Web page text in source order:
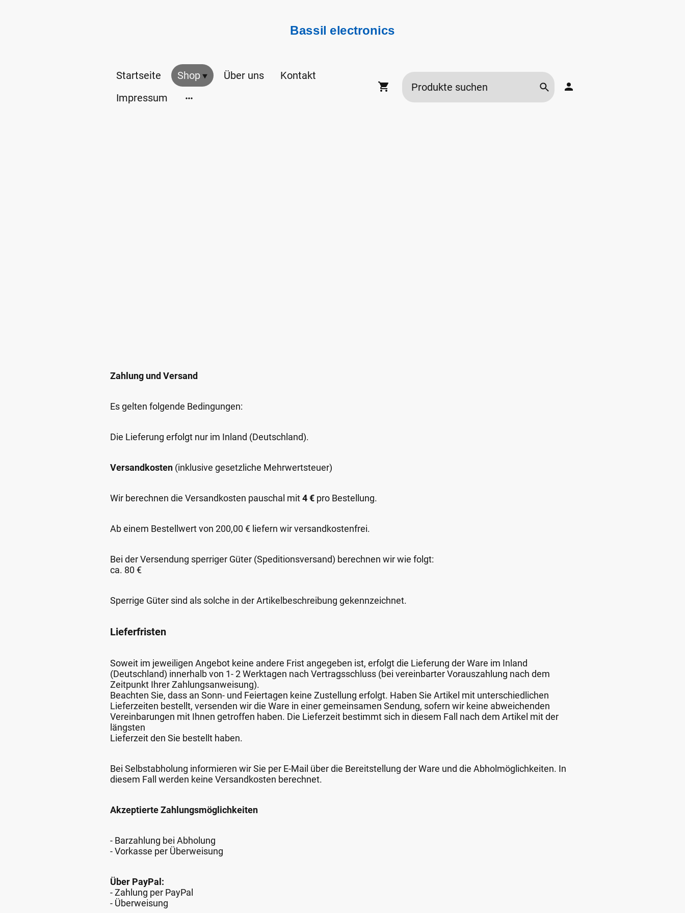
Bassil electronics
Startseite Shop Über uns
Kontakt
Impressum
Zahlung und Versand
Es gelten folgende Bedingungen:
Die Lieferung erfolgt nur im Inland (Deutschland).
Versandkosten (inklusive gesetzliche Mehrwertsteuer)
Wir berechnen die Versandkosten pauschal mit4 € pro Bestellung.
Ab einem Bestellwert von 200,00 € liefern wir versandkostenfrei.
Bei der Versendung sperriger Güter (Speditionsversand) berechnen wir wie folgt:
ca. 80 €
Sperrige Güter sind als solche in der Artikelbeschreibung gekennzeichnet.
Lieferfristen
Soweit im jeweiligen Angebot keine andere Frist angegeben ist, erfolgt die Lieferung der Ware im Inland
(Deutschland) innerhalb von 1- 2 Werktagen nach Vertragsschluss (bei vereinbarter Vorauszahlung nach dem
Zeitpunkt Ihrer Zahlungsanweisung).
Beachten Sie, dass an Sonn- und Feiertagen keine Zustellung erfolgt. Haben Sie Artikel mit unterschiedlichen
Lieferzeiten bestellt, versenden wir die Ware in einer gemeinsamen Sendung, sofern wir keine abweichenden
Vereinbarungen mit Ihnen getroffen haben. Die Lieferzeit bestimmt sich in diesem Fall nach dem Artikel mit der
längsten
Lieferzeit den Sie bestellt haben.
Bei Selbstabholung informieren wir Sie per E-Mail über die Bereitstellung der Ware und die Abholmöglichkeiten. In
diesem Fall werden keine Versandkosten berechnet.
Akzeptierte Zahlungsmöglichkeiten
- Barzahlung bei Abholung
- Vorkasse per Überweisung
Über PayPal:
- Zahlung per PayPal
- Überweisung